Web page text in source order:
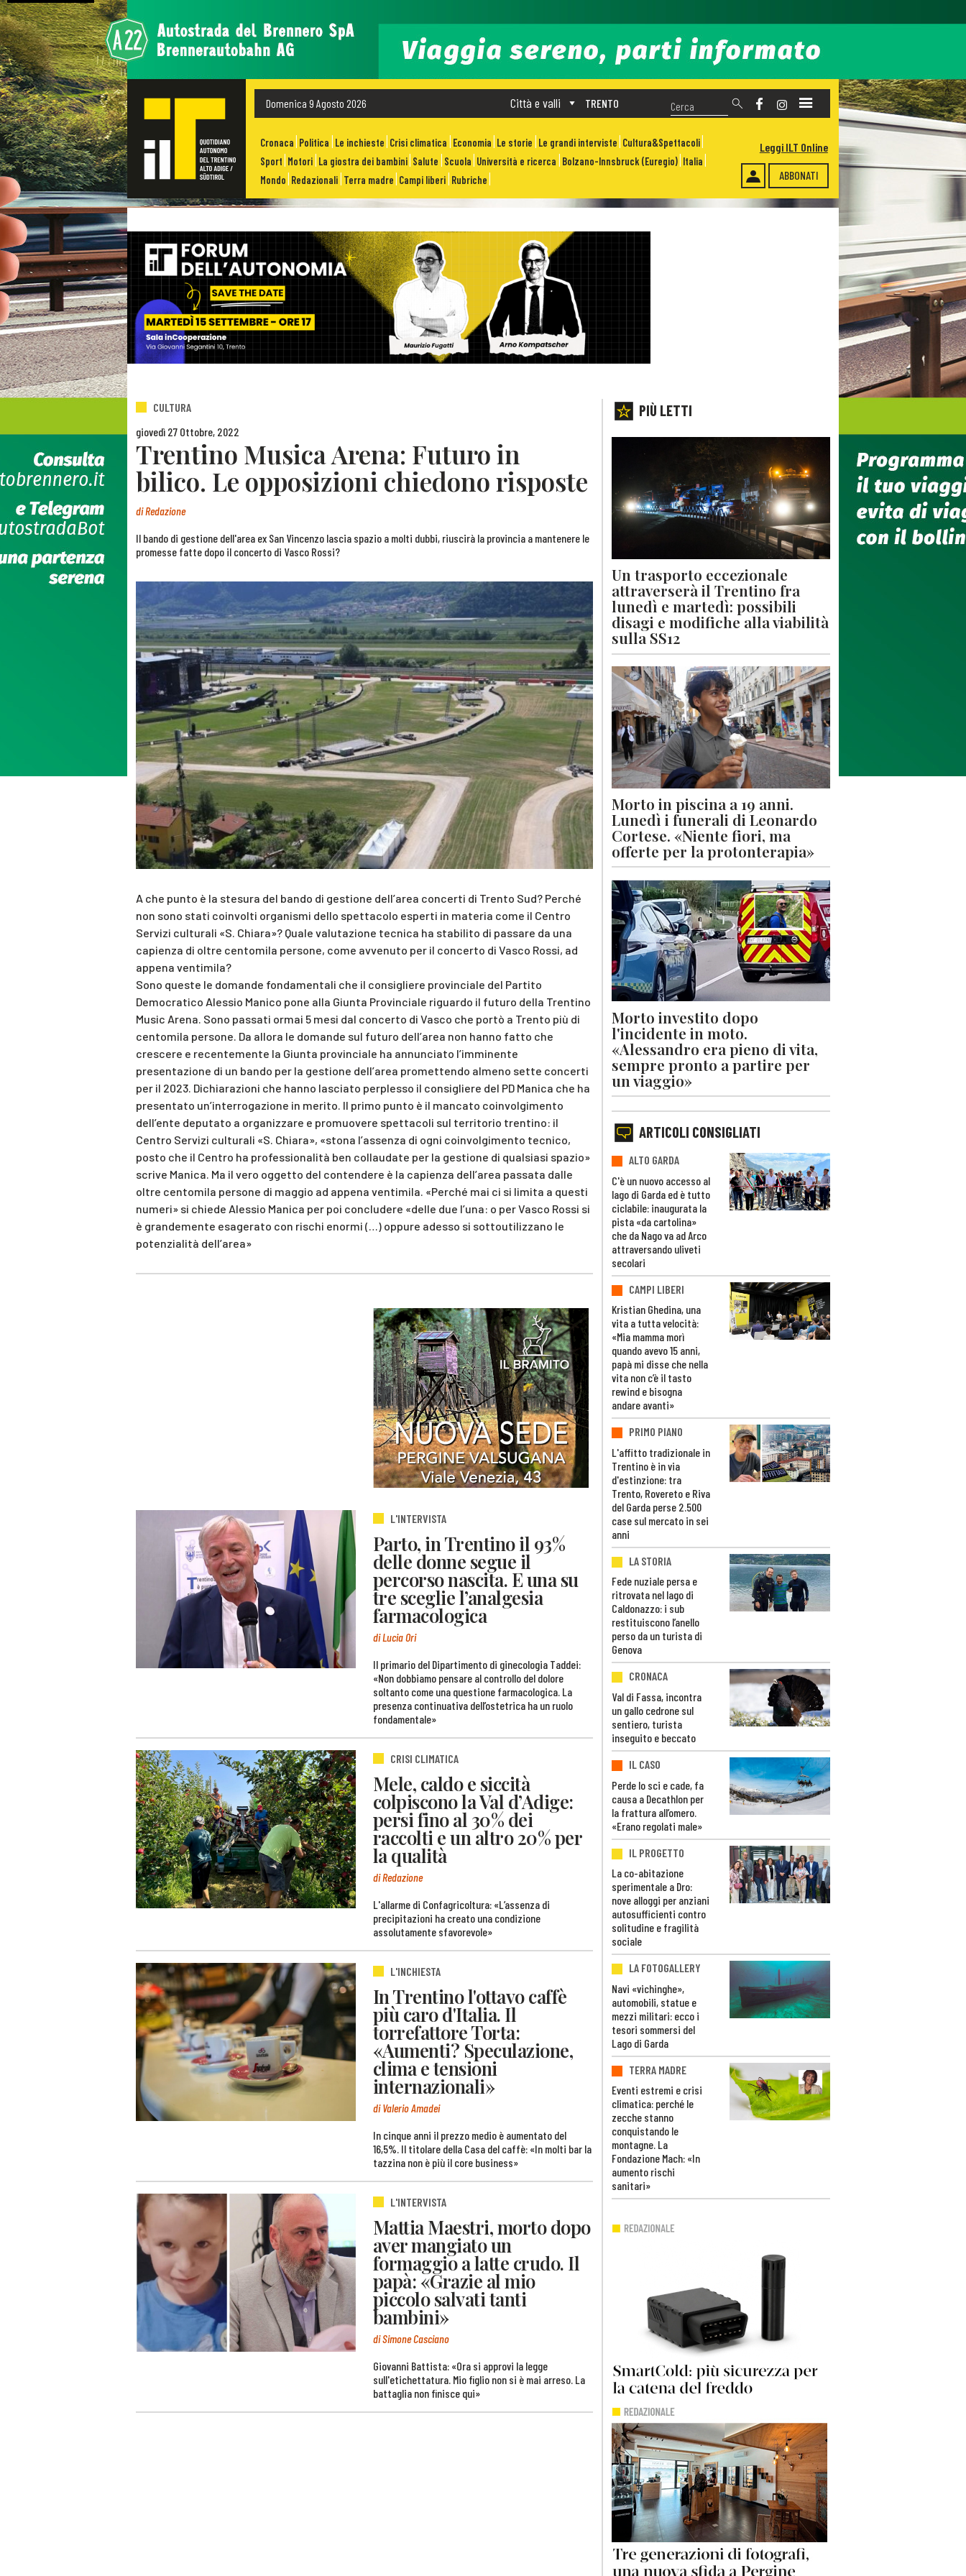
Domenica 9 Agosto 2026 TRENTO
Città e valli
Cronaca Politica Le inchieste Crisi climatica Economia Le storie Le grandi interviste Cultura&Spettacoli
Sport Motori La giostra dei bambini Salute Scuola Università e ricerca Bolzano-Innsbruck (Euregio) Italia
Mondo Redazionali Terra madre Campi liberi Rubriche ABBONATI
Leggi ILT Online
CULTURA
giovedì 27 Ottobre, 2022
Trentino Musica Arena: Futuro in
bilico. Le opposizioni chiedono risposte
diRedazione
Il bando di gestione dell'area ex San Vincenzo lascia spazio a molti dubbi, riuscirà la provincia a mantenere le
promesse fatte dopo il concerto di Vasco Rossi?
A che punto è la stesura del bando di gestione dell’area concerti di Trento Sud? Perché
non sono stati coinvolti organismi dello spettacolo esperti in materia come il Centro
Servizi culturali «S. Chiara»? Quale valutazione tecnica ha stabilito di passare da una
capienza di oltre centomila persone, come avvenuto per il concerto di Vasco Rossi, ad
appena ventimila?
Sono queste le domande fondamentali che il consigliere provinciale del Partito
Democratico Alessio Manico pone alla Giunta Provinciale riguardo il futuro della Trentino
Music Arena. Sono passati ormai 5 mesi dal concerto di Vasco che portò a Trento più di
centomila persone. Da allora le domande sul futuro dell’area non hanno fatto che
crescere e recentemente la Giunta provinciale ha annunciato l’imminente
presentazione di un bando per la gestione dell’area promettendo almeno sette concerti
per il 2023. Dichiarazioni che hanno lasciato perplesso il consigliere del PD Manica che ha
presentato un’interrogazione in merito. Il primo punto è il mancato coinvolgimento
dell’ente deputato a organizzare e promuovere spettacoli sul territorio trentino: il
Centro Servizi culturali «S. Chiara», «stona l’assenza di ogni coinvolgimento tecnico,
posto che il Centro ha professionalità ben collaudate per la gestione di qualsiasi spazio»
scrive Manica. Ma il vero oggetto del contendere è la capienza dell’area passata dalle
oltre centomila persone di maggio ad appena ventimila. «Perché mai ci si limita a questi
numeri» si chiede Alessio Manica per poi concludere «delle due l’una: o per Vasco Rossi si
è grandemente esagerato con rischi enormi (…) oppure adesso si sottoutilizzano le
potenzialità dell’area»
L'INTERVISTA
Parto, in Trentino il 93%
delle donne segue il
percorso nascita. E una su
tre sceglie l’analgesia
farmacologica
di Lucia Ori
Il primario del Dipartimento di ginecologia Taddei:
«Non dobbiamo pensare al controllo del dolore
soltanto come una questione farmacologica. La
presenza continuativa dell’ostetrica ha un ruolo
fondamentale»
CRISI CLIMATICA
Mele, caldo e siccità
colpiscono la Val d’Adige:
persi fino al 30% dei
raccolti e un altro 20% per
la qualità
di Redazione
L'allarme di Confagricoltura: «L’assenza di
precipitazioni ha creato una condizione
assolutamente sfavorevole»
L'INCHIESTA
In Trentino l'ottavo caffè
più caro d'Italia. Il
torrefattore Torta:
«Aumenti? Speculazione,
clima e tensioni
internazionali»
di Valerio Amadei
In cinque anni il prezzo medio è aumentato del
16,5%. Il titolare della Casa del caffè: «In molti bar la
tazzina non è più il core business»
L'INTERVISTA
Mattia Maestri, morto dopo
aver mangiato un
formaggio a latte crudo. Il
papà: «Grazie al mio
piccolo salvati tanti
bambini»
di Simone Casciano
Giovanni Battista: «Ora si approvi la legge
sull'etichettatura. Mio figlio non si è mai arreso. La
battaglia non finisce qui»
PIÙ LETTI
Un trasporto eccezionale
attraverserà il Trentino fra
lunedì e martedì: possibili
disagi e modifiche alla viabilità
sulla SS12
Morto in piscina a 19 anni.
Lunedì i funerali di Leonardo
Cortese. «Niente fiori, ma
offerte per la protonterapia»
Morto investito dopo
l'incidente in moto.
«Alessandro era pieno di vita,
sempre pronto a partire per
un viaggio»
ARTICOLI CONSIGLIATI
ALTO GARDA
C'è un nuovo accesso al
lago di Garda ed è tutto
ciclabile: inaugurata la
pista «da cartolina»
che da Nago va ad Arco
attraversando uliveti
secolari
CAMPI LIBERI
Kristian Ghedina, una
vita a tutta velocità:
«Mia mamma morì
quando avevo 15 anni,
papà mi disse che nella
vita non c’è il tasto
rewind e bisogna
andare avanti»
PRIMO PIANO
L'affitto tradizionale in
Trentino è in via
d'estinzione: tra
Trento, Rovereto e Riva
del Garda perse 2.500
case sul mercato in sei
anni
LA STORIA
Fede nuziale persa e
ritrovata nel lago di
Caldonazzo: i sub
restituiscono l’anello
perso da un turista di
Genova
CRONACA
Val di Fassa, incontra
un gallo cedrone sul
sentiero, turista
inseguito e beccato
IL CASO
Perde lo sci e cade, fa
causa a Decathlon per
la frattura all’omero.
«Erano regolati male»
IL PROGETTO
La co-abitazione
sperimentale a Dro:
nove alloggi per anziani
autosufficienti contro
solitudine e fragilità
sociale
LA FOTOGALLERY
Navi «vichinghe»,
automobili, statue e
mezzi militari: ecco i
tesori sommersi del
Lago di Garda
TERRA MADRE
Eventi estremi e crisi
climatica: perché le
zecche stanno
conquistando le
montagne. La
Fondazione Mach: «In
aumento rischi
sanitari»